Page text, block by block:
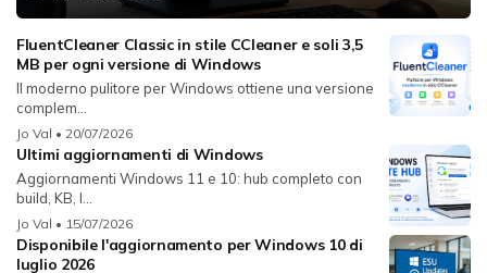
FluentCleaner Classic in stile CCleaner e soli 3,5
MB per ogni versione di Windows
Il moderno pulitore per Windows ottiene una versione
complem...
Jo Val • 20/07/2026
Ultimi aggiornamenti di Windows
Aggiornamenti Windows 11 e 10: hub completo con
build, KB, l...
Jo Val • 15/07/2026
Disponibile l'aggiornamento per Windows 10 di
luglio 2026